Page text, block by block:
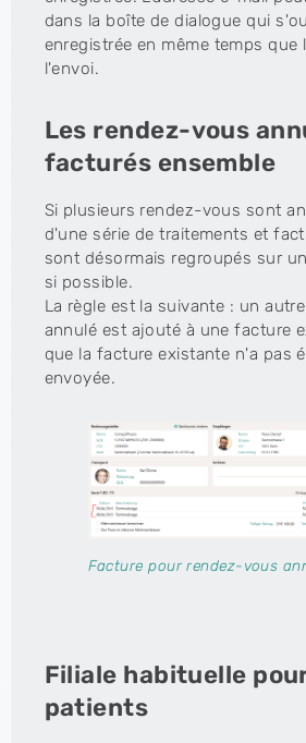
dans la boîte de dialogue qui
enregistrée en même temps que
l'envoi.
Les rendez-vous
facturés ensemble
Si plusieurs rendez-vous sont
d'une série de traitements et
sont désormais regroupés sur
si possible.
La règle est la suivante : un
annulé est ajouté à une facture
que la facture existante n'a pas
envoyée.
Facture pour rendez-vous
Filiale habituelle
patients